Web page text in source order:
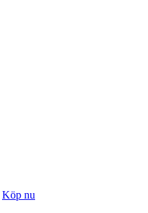
Köp nu